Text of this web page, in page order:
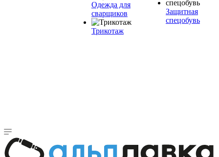
Одежда для
сварщиков
Трикотаж
Защитная
спецобувь